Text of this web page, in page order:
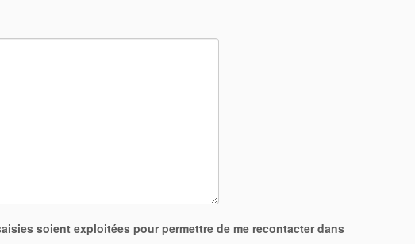
soient exploitées pour permettre de me recontacter dans